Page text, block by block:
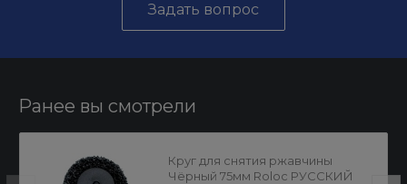
Задать вопрос
Ранее вы смотрели
Круг для снятия ржавчины
Чёрный 75мм Roloc РУССКИЙ